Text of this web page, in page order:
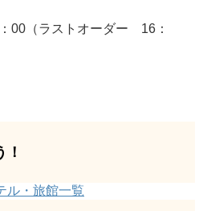
00（ラストオーダー 16：
ル・旅館一覧